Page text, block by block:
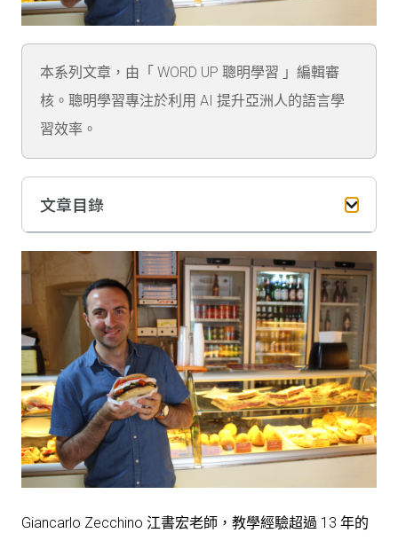
本系列文章，由「 WORD UP 聰明學習 」編輯審
核。聰明學習專注於利用 AI 提升亞洲人的語言學
習效率。
文章目錄
Giancarlo Zecchino 江書宏老師，教學經驗超過 13 年的